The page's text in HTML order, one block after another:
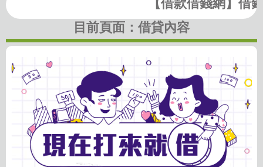
快速借錢
目前頁面： 借貸內容
【借款借錢網】借錢|
彰化
屏東
支票貼現
代墊款
房地二胎 歷史圖稿
回首頁 回上一頁 廣告刊登